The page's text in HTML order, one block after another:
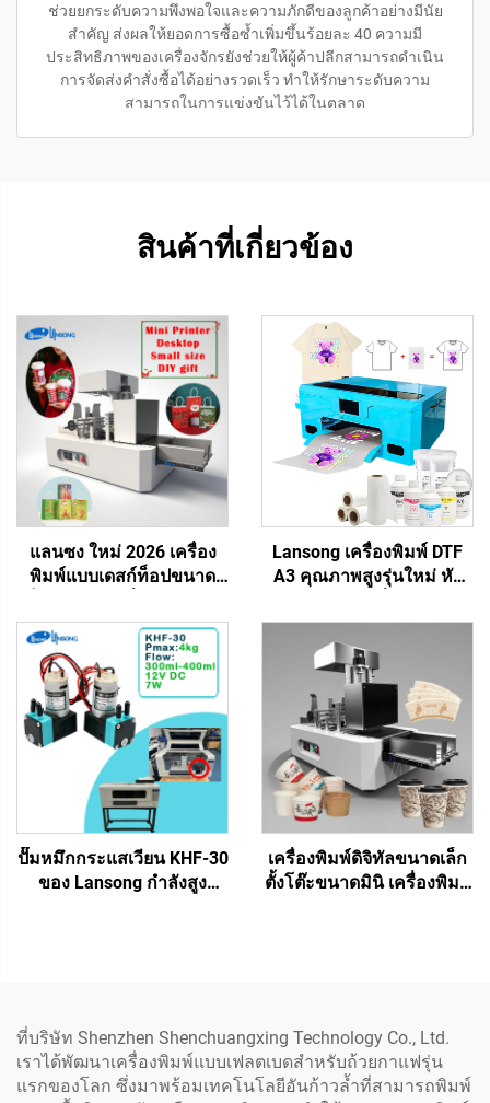
ช่วยยกระดับความพึงพอใจและความภักดีของลูกค้าอย่างมีนัย
สำคัญ ส่งผลให้ยอดการซื้อซ้ำเพิ่มขึ้นร้อยละ 40 ความมี
ประสิทธิภาพของเครื่องจักรยังช่วยให้ผู้ค้าปลีกสามารถดำเนิน
การจัดส่งคำสั่งซื้อได้อย่างรวดเร็ว ทำให้รักษาระดับความ
สามารถในการแข่งขันไว้ได้ในตลาด
สินค้าที่เกี่ยวข้อง
แลนซง ใหม่ 2026 เครื่อง
พิมพ์แบบเดสก์ท็อปขนาด
Single Pass ของขวัญ
คริสต์มาสทำเอง ถุงกระดาษ
แก้วกาแฟ การ์ดอวยพร
Lansong เครื่องพิมพ์ DTF
A3 คุณภาพสูงรุ่นใหม่ หัว
เสื้อยืดอัตโนมัติ รับประกัน 1
ปี สำหรับธุรกิจขนาดเล็ก
ปั๊มหมึกกระแสเวียน KHF-30
ของ Lansong กำลังสูง
เครื่องพิมพ์ดิจิทัลขนาดเล็ก
ตั้งโต๊ะขนาดมินิ เครื่องพิมพ์
ที่บริษัท Shenzhen Shenchuangxing Technology Co., Ltd.
เราได้พัฒนาเครื่องพิมพ์แบบเฟลตเบดสำหรับถ้วยกาแฟรุ่น
แรกของโลก ซึ่งมาพร้อมเทคโนโลยีอันก้าวล้ำที่สามารถพิมพ์